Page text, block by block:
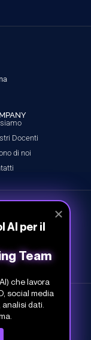
Docenti
di noi
STUDI SAMO
– Capitale Sociale
AI per il
Team
che lavora
social media
dati.